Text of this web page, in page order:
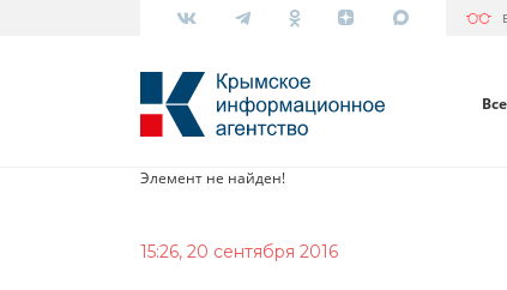
Элемент не найден!
15:26, 20 сентября 2016